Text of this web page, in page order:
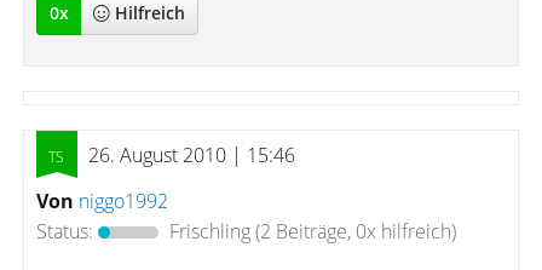
0x Hilfreich
26. August 2010 | 15:46
Von niggo1992
Status:
Frischling(2 Beiträge, 0x hilfreich)